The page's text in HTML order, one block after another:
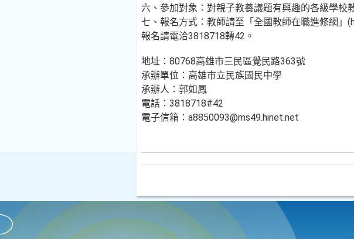
六、參加對象：對親子教養議題有興趣的各級學校
七、報名方式：教師請至「全國教師在職進修網
報名請電洽3818718轉42。
地址：80768高雄市三民區覺民路363號
承辦單位：高雄市立民族國民中學
承辦人：郭如鳳
電話：3818718#42
電子信箱：a8850093@ms49.hinet.net